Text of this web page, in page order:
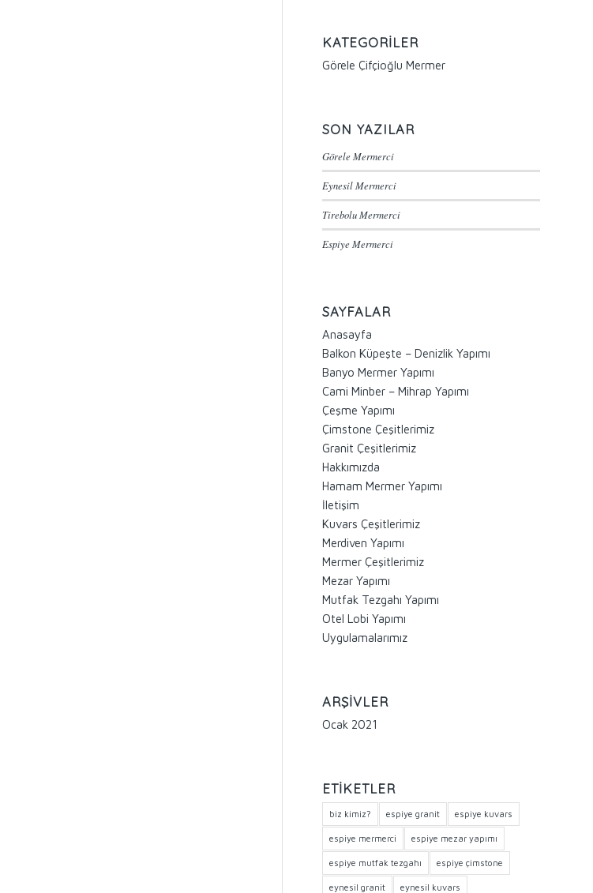
KATEGORILER
Görele Çifçioğlu Mermer
SON YAZILAR
Görele Mermerci
Eynesil Mermerci
Tirebolu Mermerci
Espiye Mermerci
SAYFALAR
Anasayfa
Balkon Küpeşte – Denizlik Yapımı
Banyo Mermer Yapımı
Cami Minber – Mihrap Yapımı
Çeşme Yapımı
Çimstone Çeşitlerimiz
Granit Çeşitlerimiz
Hakkımızda
Hamam Mermer Yapımı
İletişim
Kuvars Çeşitlerimiz
Merdiven Yapımı
Mermer Çeşitlerimiz
Mezar Yapımı
Mutfak Tezgahı Yapımı
Otel Lobi Yapımı
Uygulamalarımız
ARŞIVLER
Ocak 2021
ETIKETLER
biz kimiz? espiye granit espiye kuvars
espiye mermerci espiye mezar yapımı
espiye mutfak tezgahı espiye çimstone
eynesil granit eynesil kuvars